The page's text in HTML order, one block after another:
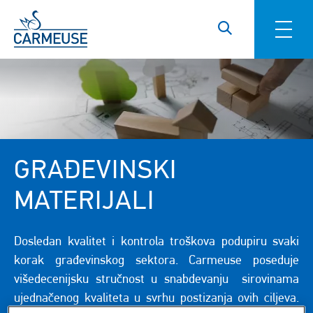
Skip to main content
GRAĐEVINSKI
MATERIJALI
Dosledan kvalitet i kontrola troškova podupiru svaki
korak građevinskog sektora. Carmeuse poseduje
višedecenijsku stručnost u snabdevanju sirovinama
ujednačenog kvaliteta u svrhu postizanja ovih ciljeva.